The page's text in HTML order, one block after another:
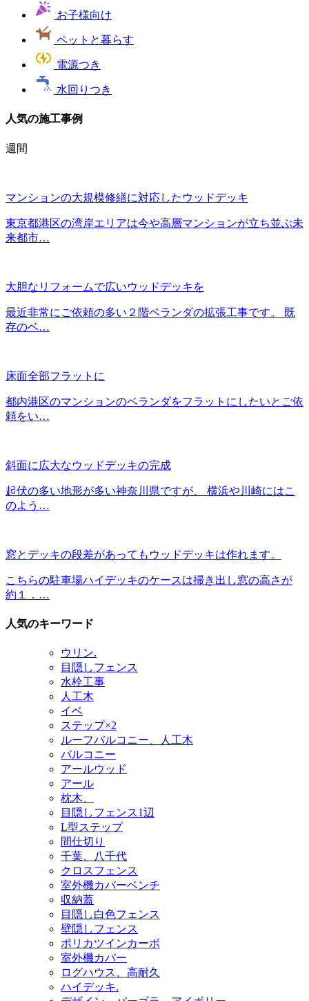
お子様向け
ペットと暮らす
電源つき
水回りつき
人気の施工事例
週間
マンションの大規模修繕に対応したウッドデッキ
東京都港区の湾岸エリアは今や高層マンションが立ち並ぶ未
来都市…
大胆なリフォームで広いウッドデッキを
最近非常にご依頼の多い２階ベランダの拡張工事です。 既
存のベ…
床面全部フラットに
都内港区のマンションのベランダをフラットにしたいとご依
頼をい…
斜面に広大なウッドデッキの完成
起伏の多い地形が多い神奈川県ですが、 横浜や川崎にはこ
のよう…
窓とデッキの段差があってもウッドデッキは作れます。
こちらの駐車場ハイデッキのケースは掃き出し窓の高さが
約１．…
人気のキーワード
ウリン.
目隠しフェンス
水栓工事
人工木
イベ
ステップ×2
ルーフバルコニー、人工木
バルコニー
アールウッド
アール
枕木、
目隠しフェンス1辺
L型ステップ
間仕切り
千葉、八千代
クロスフェンス
室外機カバーベンチ
収納蓋
目隠し白色フェンス
壁隠しフェンス
ポリカツインカーボ
室外機カバー
ログハウス、高耐久
ハイデッキ.